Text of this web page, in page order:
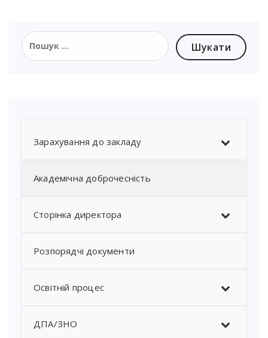
Зарахування до закладу
Академічна доброчесність
Сторінка директора
Розпорядчі документи
Освітній процес
ДПА/ЗНО